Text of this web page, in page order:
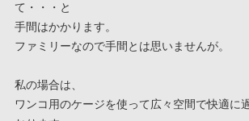
て・・・と
手間はかかります。
ファミリーなので手間とは思いませんが。
私の場合は、
ワンコ用のケージを使って広々空間で快適に